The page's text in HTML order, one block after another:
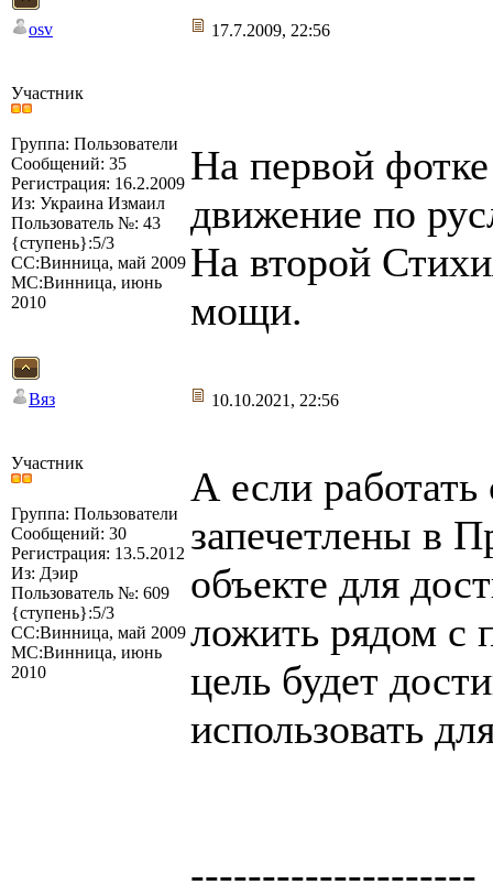
osv 17.7.2009, 22:56
Участник
Группа: Пользователи
Сообщений: 35
Регистрация: 16.2.2009
Из: Украина Измаил
Пользователь №: 43
{ступень}:5/3
СС:Винница, май 2009
МС:Винница, июнь
2010
На первой
движение по
На второй
мощи.
Вяз 10.10.2021, 22:56
Участник
Группа: Пользователи
Сообщений: 30
Регистрация: 13.5.2012
Из: Дэир
Пользователь №: 609
{ступень}:5/3
СС:Винница, май 2009
МС:Винница, июнь
2010
А если
запечетлены в
объекте для
ложить рядом с
цель будет
использовать
--------------------